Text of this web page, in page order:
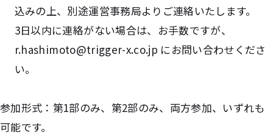
込みの上、別途運営事務局よりご連絡いたします。
3日以内に連絡がない場合は、お手数ですが、
r.hashimoto@trigger-x.co.jp にお問い合わせくださ
い。
参加形式：第1部のみ、第2部のみ、両方参加、いずれも
可能です。